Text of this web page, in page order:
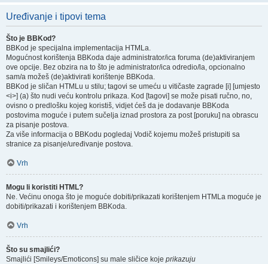
Uređivanje i tipovi tema
Što je BBKod?
BBKod je specijalna implementacija HTMLa.
Mogućnost korištenja BBKoda daje administrator/ica foruma (de)aktiviranjem
ove opcije. Bez obzira na to što je administrator/ica odredio/la, opcionalno
sam/a možeš (de)aktivirati korištenje BBKoda.
BBKod je sličan HTMLu u stilu; tagovi se umeću u vitičaste zagrade [i] [umjesto
<i>] (a) što nudi veću kontrolu prikaza. Kod [tagovi] se može pisati ručno, no,
ovisno o predlošku kojeg koristiš, vidjet ćeš da je dodavanje BBKoda
postovima moguće i putem sučelja iznad prostora za post [poruku] na obrascu
za pisanje postova.
Za više informacija o BBKodu pogledaj Vodič kojemu možeš pristupiti sa
stranice za pisanje/uređivanje postova.
Vrh
Mogu li koristiti HTML?
Ne. Većinu onoga što je moguće dobiti/prikazati korištenjem HTMLa moguće je
dobiti/prikazati i korištenjem BBKoda.
Vrh
Što su smajlići?
Smajlići [Smileys/Emoticons] su male sličice koje prikazuju